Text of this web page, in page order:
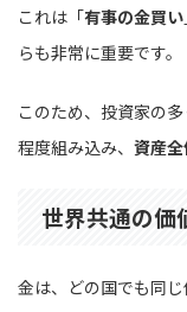
これは「有事の金買い
らも非常に重要です。
このため、投資家の
程度組み込み、 資産
世界共通の価
金は、どの国でも同じ